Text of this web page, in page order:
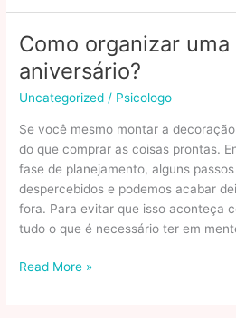
Como
Organizar
Tudo
Em
Um
Dia
Como organizar
aniversário?
Uncategorized / Psicologo
Se você mesmo montar a
do que comprar as coisas prontas.
fase de planejamento, alguns
despercebidos e podemos acabar
fora. Para evitar que isso aconteça
tudo o que é necessário ter em
Como
Read More »